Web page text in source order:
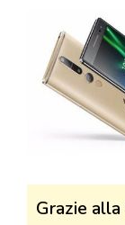
Grazie